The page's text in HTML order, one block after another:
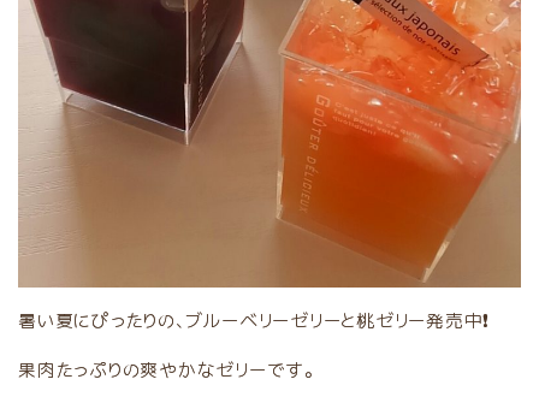
暑い夏にぴったりの、ブルーベリーゼリーと桃ゼリー発売中❗
果肉たっぷりの爽やかなゼリーです。